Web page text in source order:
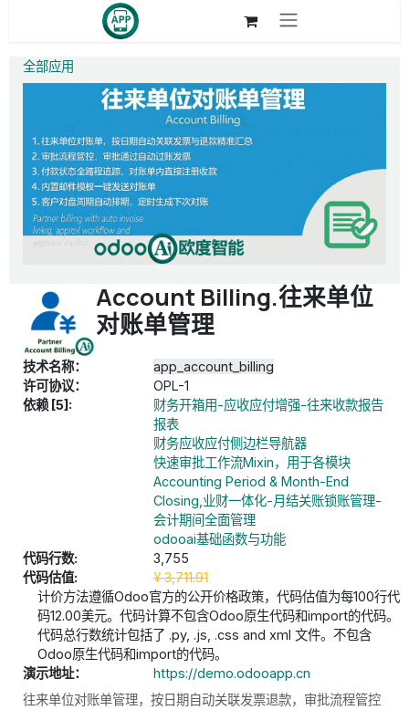
全部应用
Account Billing.往来单位
对账单管理
技术名称：
app_account_billing
许可协议：
OPL-1
依赖 [5]:
财务开箱用-应收应付增强-往来收款报告
报表
财务应收应付侧边栏导航器
快速审批工作流Mixin，用于各模块
Accounting Period & Month-End
Closing,业财一体化-月结关账锁账管理-
会计期间全面管理
odooai基础函数与功能
代码行数:
3,755
代码估值:
¥3,711.91
计价方法遵循Odoo官方的公开价格政策，代码估值为每100行代
码12.00美元。代码计算不包含Odoo原生代码和import的代码。
代码总行数统计包括了 .py, .js, .css and xml 文件。不包含
Odoo原生代码和import的代码。
演示地址：
https://demo.odooapp.cn
往来单位对账单管理，按日期自动关联发票退款，审批流程管控